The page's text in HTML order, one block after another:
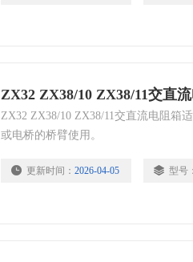
ZX32 ZX38/10 ZX38/11交直
ZX32 ZX38/10 ZX38/11交直流电阻箱
或电桥的桥臂使用。
更新时间： 2026-04-05 型号：